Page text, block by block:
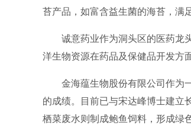
苔产品，如富含益生菌的海苔，满
诚意药业作为洞头区的医药龙头
洋生物资源在药品及保健品开发方
金海蕴生物股份有限公司作为一
的成绩。目前已与宋达峰博士建立
栖菜废水则制成鲍鱼饲料，形成绿